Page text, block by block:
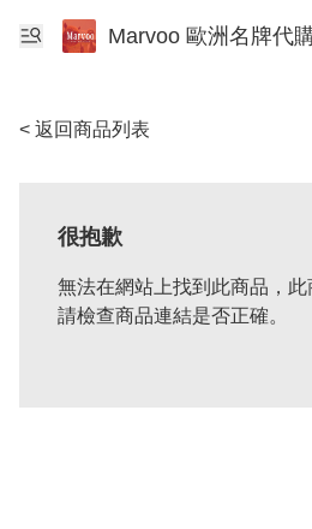
Marvoo 歐洲名牌代
< 返回商品列表
很抱歉
無法在網站上找到此商品，此
請檢查商品連結是否正確。